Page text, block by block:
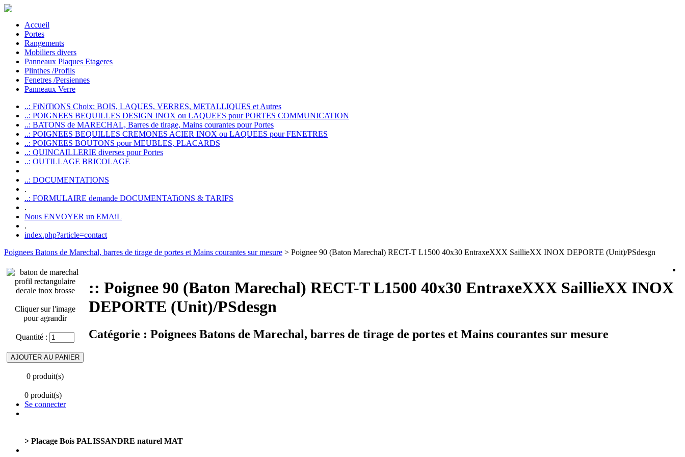
Accueil
Portes
Rangements
Mobiliers divers
Panneaux Plaques Etageres
Plinthes /Profils
Fenetres /Persiennes
Panneaux Verre
..: FiNiTiONS Choix: BOIS, LAQUES, VERRES, METALLIQUES et Autres
..: POIGNEES BEQUILLES DESIGN INOX ou LAQUEES pour PORTES COMMUNICATION
..: BATONS de MARECHAL, Barres de tirage, Mains courantes pour Portes
..: POIGNEES BEQUILLES CREMONES ACIER INOX ou LAQUEES pour FENETRES
..: POIGNEES BOUTONS pour MEUBLES, PLACARDS
..: QUINCAILLERIE diverses pour Portes
..: OUTILLAGE BRICOLAGE
..: DOCUMENTATIONS
.
..: FORMULAIRE demande DOCUMENTATiONS & TARIFS
.
Nous ENVOYER un EMAiL
.
index.php?article=contact
Poignees Batons de Marechal, barres de tirage de portes et Mains courantes sur mesure > Poignee 90 (Baton Marechal) RECT-T L1500 40x30 EntraxeXXX SaillieXX INOX DEPORTE (Unit)/PSdesgn
Cliquer sur l'image
pour agrandir
Quantité :
0 produit(s)
:: Poignee 90 (Baton Marechal) RECT-T L1500 40x30 EntraxeXXX SaillieXX INOX
DEPORTE (Unit)/PSdesgn
Catégorie : Poignees Batons de Marechal, barres de tirage de portes et Mains courantes sur mesure
0 produit(s)
Se connecter
> Placage Bois PALISSANDRE naturel MAT